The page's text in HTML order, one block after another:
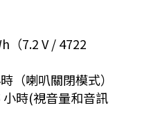
（7.2 V / 4722
（喇叭關閉模式）
時(視音量和音訊